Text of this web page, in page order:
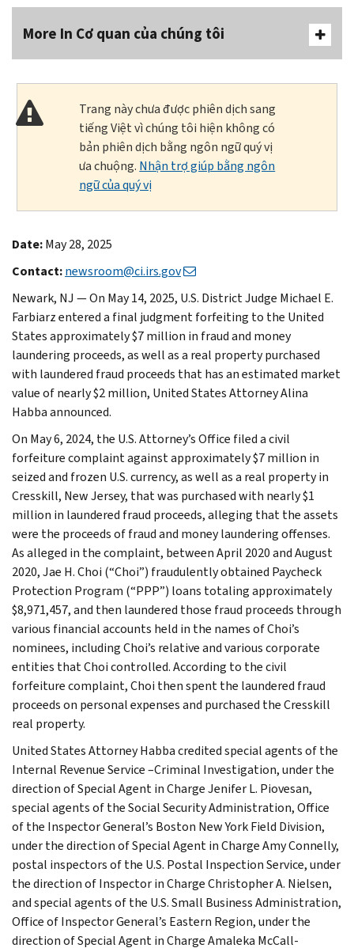
More In Cơ quan của chúng tôi
Trang này chưa được phiên dịch sang
tiếng Việt vì chúng tôi hiện không có
bản phiên dịch bằng ngôn ngữ quý vị
ưa chuộng. Nhận trợ giúp bằng ngôn
ngữ của quý vị
Date:May 28, 2025
Contact:newsroom@ci.irs.gov
Newark, NJ — On May 14, 2025, U.S. District Judge Michael E.
Farbiarz entered a final judgment forfeiting to the United
States approximately $7 million in fraud and money
laundering proceeds, as well as a real property purchased
with laundered fraud proceeds that has an estimated market
value of nearly $2 million, United States Attorney Alina
Habba announced.
On May 6, 2024, the U.S. Attorney’s Office filed a civil
forfeiture complaint against approximately $7 million in
seized and frozen U.S. currency, as well as a real property in
Cresskill, New Jersey, that was purchased with nearly $1
million in laundered fraud proceeds, alleging that the assets
were the proceeds of fraud and money laundering offenses.
As alleged in the complaint, between April 2020 and August
2020, Jae H. Choi (“Choi”) fraudulently obtained Paycheck
Protection Program (“PPP”) loans totaling approximately
$8,971,457, and then laundered those fraud proceeds through
various financial accounts held in the names of Choi’s
nominees, including Choi’s relative and various corporate
entities that Choi controlled. According to the civil
forfeiture complaint, Choi then spent the laundered fraud
proceeds on personal expenses and purchased the Cresskill
real property.
United States Attorney Habba credited special agents of the
Internal Revenue Service –Criminal Investigation, under the
direction of Special Agent in Charge Jenifer L. Piovesan,
special agents of the Social Security Administration, Office
of the Inspector General’s Boston New York Field Division,
under the direction of Special Agent in Charge Amy Connelly,
postal inspectors of the U.S. Postal Inspection Service, under
the direction of Inspector in Charge Christopher A. Nielsen,
and special agents of the U.S. Small Business Administration,
Office of Inspector General’s Eastern Region, under the
direction of Special Agent in Charge Amaleka McCall-